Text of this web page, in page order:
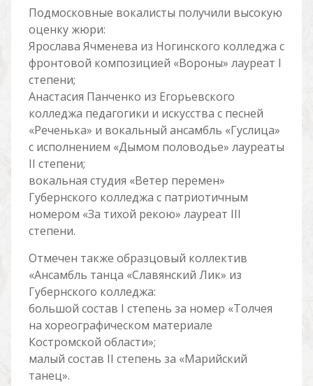
Подмосковные вокалисты получили высокую
оценку жюри:
Ярослава Ячменева из Ногинского колледжа с
фронтовой композицией «Вороны» лауреат I
степени;
Анастасия Панченко из Егорьевского
колледжа педагогики и искусства с песней
«Реченька» и вокальный ансамбль «Гуслица»
с исполнением «Дымом половодье» лауреаты
II степени;
вокальная студия «Ветер перемен»
Губернского колледжа с патриотичным
номером «За тихой рекою» лауреат III
степени.
Отмечен также образцовый коллектив
«Ансамбль танца «Славянский Лик» из
Губернского колледжа:
большой состав I степень за номер «Толчея
на хореографическом материале
Костромской области»;
малый состав II степень за «Марийский
танец».